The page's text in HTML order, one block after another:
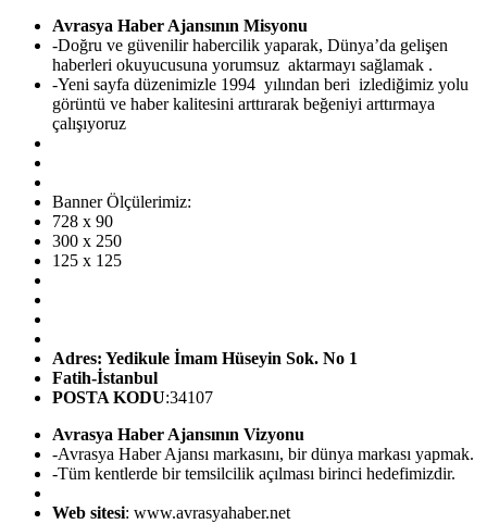
Avrasya Haber Ajansının Misyonu
-Doğru ve güvenilir habercilik yaparak, Dünya’da gelişen
haberleri okuyucusuna yorumsuz aktarmayı sağlamak .
-Yeni sayfa düzenimizle 1994 yılından beri izlediğimiz yolu
görüntü ve haber kalitesini arttırarak beğeniyi arttırmaya
çalışıyoruz
Banner Ölçülerimiz:
728 x 90
300 x 250
125 x 125
Adres: Yedikule İmam Hüseyin Sok. No 1
Fatih-İstanbul
POSTA KODU:34107
Avrasya Haber Ajansının Vizyonu
-Avrasya Haber Ajansı markasını, bir dünya markası yapmak.
-Tüm kentlerde bir temsilcilik açılması birinci hedefimizdir.
Web sitesi: www.avrasyahaber.net